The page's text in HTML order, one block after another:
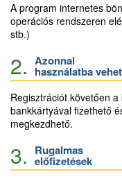
A program internetes
operációs rendszeren
stb.)
2. Azonnal
használatba
Regisztrációt követően
bankkártyával fizethető
megkezdhető.
3. Rugalmas
előfizetések